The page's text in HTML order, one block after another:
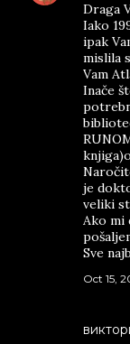
Draga
Iako
ipak
mislila
Vam
Inače
je
veliki
Ako mi
Sve
Oct 15,